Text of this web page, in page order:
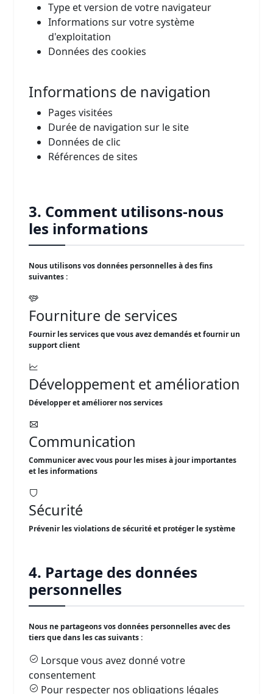
Type et version de votre navigateur
Informations sur votre système
d'exploitation
Données des cookies
Informations de navigation
Pages visitées
Durée de navigation sur le site
Données de clic
Références de sites
3. Comment utilisons-nous
les informations
Nous utilisons vos données personnelles à des fins
suivantes :
Fourniture de services
Fournir les services que vous avez demandés et fournir un
support client
Développement et amélioration
Développer et améliorer nos services
Communication
Communicer avec vous pour les mises à jour importantes
et les informations
Sécurité
Prévenir les violations de sécurité et protéger le système
4. Partage des données
personnelles
Nous ne partageons vos données personnelles avec des
tiers que dans les cas suivants :
Lorsque vous avez donné votre
consentement
Pour respecter nos obligations légales